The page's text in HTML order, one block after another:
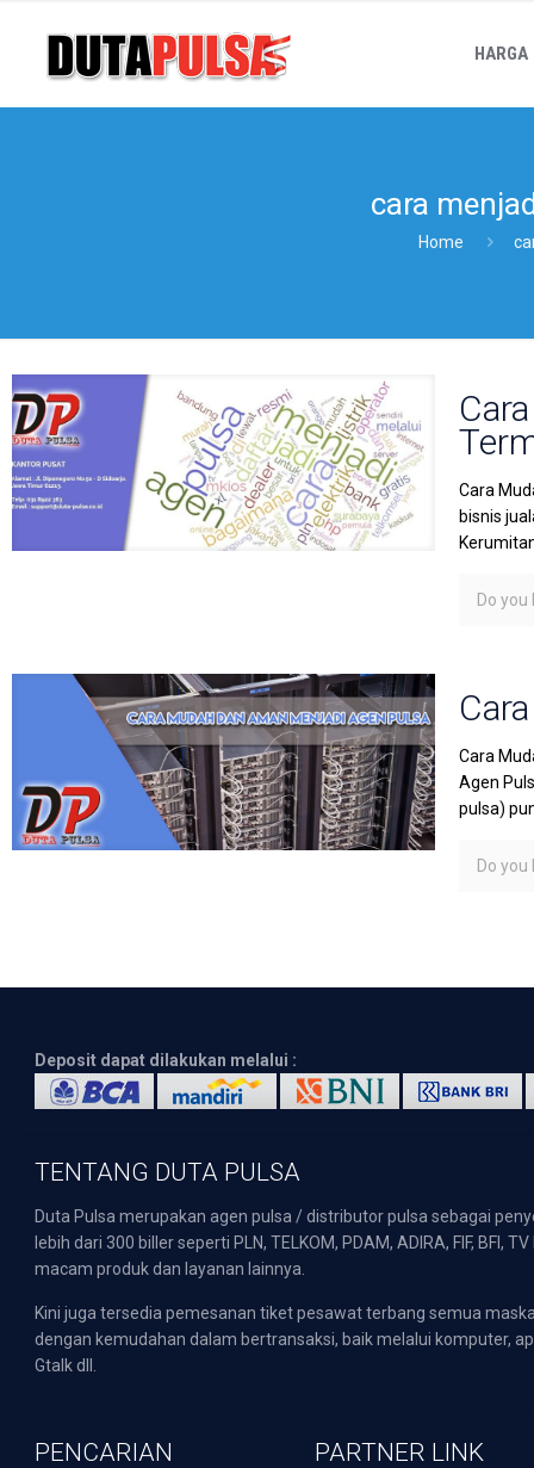
HARGA
cara
Home
Cara
bisnis
Do you
Cara
Agen
pulsa)
Do you
Deposit dapat dilakukan melalui :
TENTANG DUTA PULSA
Duta Pulsa merupakan agen pulsa / distributor pulsa sebagai
lebih dari 300 biller seperti PLN, TELKOM, PDAM, ADIRA, FIF,
macam produk dan layanan lainnya.
Kini juga tersedia pemesanan tiket pesawat terbang semua
dengan kemudahan dalam bertransaksi, baik melalui komputer,
Gtalk dll.
PENCARIAN PARTNER LINK